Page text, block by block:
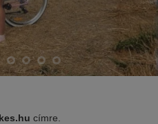
címre.